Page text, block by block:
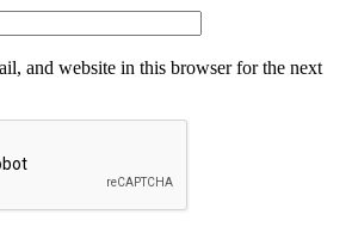
and website in this browser for the next